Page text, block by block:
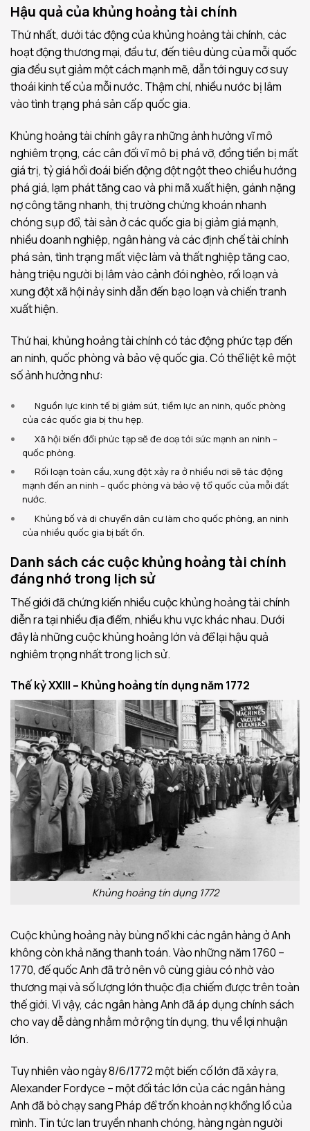
Hậu quả của khủng hoảng tài chính
Thứ nhất, dưới tác động của khủng hoảng tài chính, các
hoạt động thương mại, đầu tư, đến tiêu dùng của mỗi quốc
gia đều sụt giảm một cách mạnh mẽ, dẫn tới nguy cơ suy
thoái kinh tế của mỗi nước. Thậm chí, nhiều nước bị lâm
vào tình trạng phá sản cấp quốc gia.
Khủng hoảng tài chính gây ra những ảnh hưởng vĩ mô
nghiêm trọng, các cân đối vĩ mô bị phá vỡ, đồng tiền bị mất
giá trị, tỷ giá hối đoái biến động đột ngột theo chiều hướng
phá giá, lạm phát tăng cao và phi mã xuất hiện, gánh nặng
nợ công tăng nhanh, thị trường chứng khoán nhanh
chóng sụp đổ, tài sản ở các quốc gia bị giảm giá mạnh,
nhiều doanh nghiệp, ngân hàng và các định chế tài chính
phá sản, tình trạng mất việc làm và thất nghiệp tăng cao,
hàng triệu người bị lâm vào cảnh đói nghèo, rối loạn và
xung đột xã hội nảy sinh dẫn đến bạo loạn và chiến tranh
xuất hiện.
Thứ hai, khủng hoảng tài chính có tác động phức tạp đến
an ninh, quốc phòng và bảo vệ quốc gia. Có thể liệt kê một
số ảnh hưởng như:
Nguồn lực kinh tế bị giảm sút, tiềm lực an ninh, quốc phòng
của các quốc gia bị thu hẹp.
Xã hội biến đổi phức tạp sẽ đe doạ tới sức mạnh an ninh –
quốc phòng.
Rối loạn toàn cầu, xung đột xảy ra ở nhiều nơi sẽ tác động
mạnh đến an ninh – quốc phòng và bảo vệ tổ quốc của mỗi đất
nước.
Khủng bố và di chuyển dân cư làm cho quốc phòng, an ninh
của nhiều quốc gia bị bất ổn.
Danh sách các cuộc khủng hoảng tài chính
đáng nhớ trong lịch sử
Thế giới đã chứng kiến nhiều cuộc khủng hoảng tài chính
diễn ra tại nhiều địa điểm, nhiều khu vực khác nhau. Dưới
đây là những cuộc khủng hoảng lớn và để lại hậu quả
nghiêm trọng nhất trong lịch sử.
Thế kỷ XXIII – Khủng hoảng tín dụng năm 1772
Khủng hoảng tín dụng 1772
Cuộc khủng hoảng này bùng nổ khi các ngân hàng ở Anh
không còn khả năng thanh toán. Vào những năm 1760 –
1770, đế quốc Anh đã trở nên vô cùng giàu có nhờ vào
thương mại và số lượng lớn thuộc địa chiếm được trên toàn
thế giới. Vì vậy, các ngân hàng Anh đã áp dụng chính sách
cho vay dễ dàng nhằm mở rộng tín dụng, thu về lợi nhuận
lớn.
Tuy nhiên vào ngày 8/6/1772 một biến cố lớn đã xảy ra,
Alexander Fordyce – một đối tác lớn của các ngân hàng
Anh đã bỏ chạy sang Pháp để trốn khoản nợ khổng lồ của
mình. Tin tức lan truyền nhanh chóng, hàng ngàn người